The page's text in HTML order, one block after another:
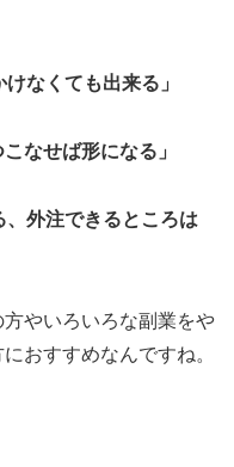
なくても出来る」
なせば形になる」
、外注できるところは
やいろいろな副業をや
おすすめなんですね。